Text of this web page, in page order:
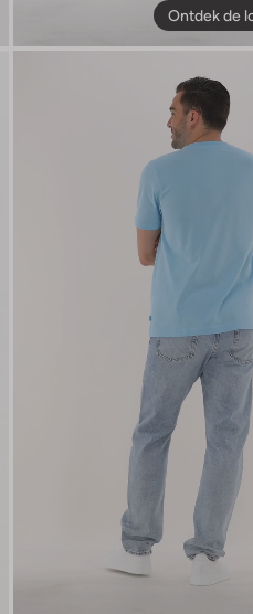
Ontdek de